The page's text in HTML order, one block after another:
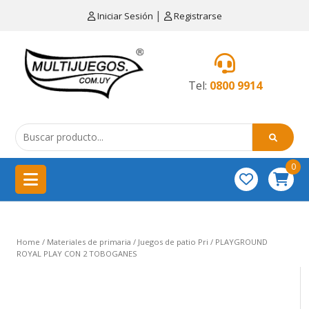
Iniciar Sesión | Registrarse
Tel: 0800 9914
MENÚ
de
cocina
China
importación
Educativos
0
Home / Materiales de primaria / Juegos de patio Pri / PLAYGROUND
ROYAL PLAY CON 2 TOBOGANES